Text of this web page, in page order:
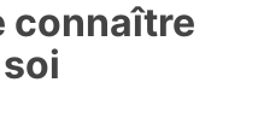
connaître